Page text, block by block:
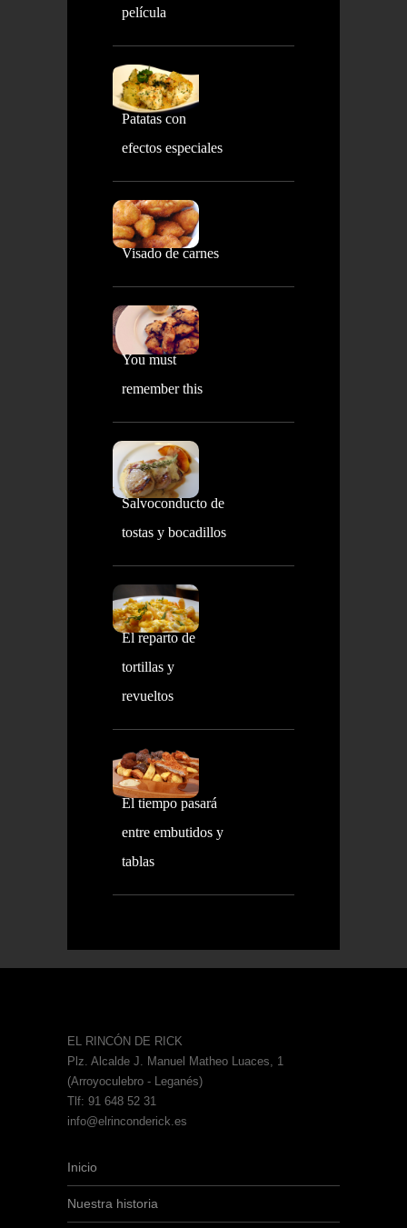
película
Patatas con
efectos especiales
Visado de carnes
You must
remember this
Salvoconducto de
tostas y bocadillos
El reparto de
tortillas y
revueltos
El tiempo pasará
entre embutidos y
tablas
EL RINCÓN DE RICK
Plz. Alcalde J. Manuel Matheo Luaces, 1
(Arroyoculebro - Leganés)
Tlf: 91 648 52 31
info@elrinconderick.es
Inicio
Nuestra historia